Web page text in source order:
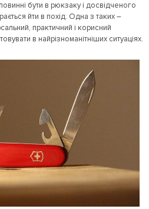
бути в рюкзаку і досвідченого
йти в похід. Одна з таких –
практичний і корисний
в найрізноманітніших ситуаціях.